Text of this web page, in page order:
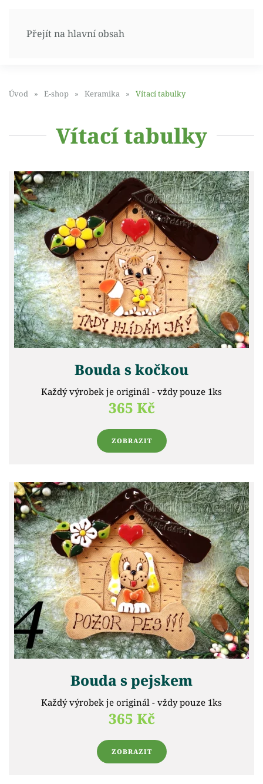
Přejít na hlavní obsah
Úvod E-shop Keramika Vítací tabulky
Vítací tabulky
Bouda s kočkou
Každý výrobek je originál - vždy pouze 1ks
365 Kč
ZOBRAZIT
Bouda s pejskem
Každý výrobek je originál - vždy pouze 1ks
365 Kč
ZOBRAZIT